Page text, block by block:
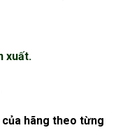
xuất.
hãng theo từng